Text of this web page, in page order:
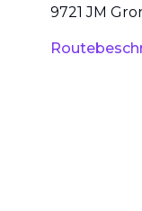
9721 JM